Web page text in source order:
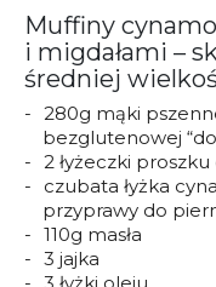
Muffiny
i migdałami –
średniej
280g mąki
bezglutenowej
2 łyżeczki
czubata łyżka
przyprawy do
110g masła
3 jajka